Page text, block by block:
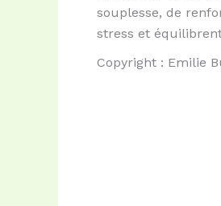
souplesse, de
stress et
Copyright : Emilie